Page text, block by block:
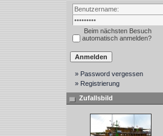
Beim nächsten Besuch
automatisch anmelden?
» Password vergessen
» Registrierung
Zufallsbild